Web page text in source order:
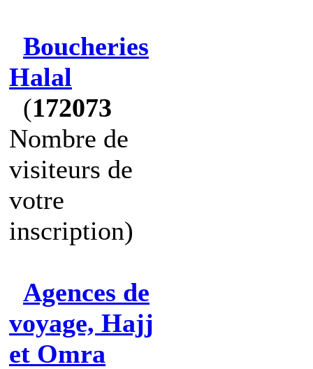
Boucheries
Halal
(172073
Nombre de
visiteurs de
votre
inscription)
Agences de
voyage, Hajj
et Omra